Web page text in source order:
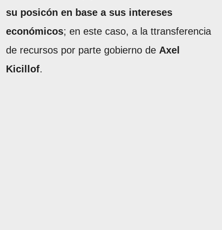
su posicón en base a sus intereses
económicos; en este caso, a la ttransferencia
de recursos por parte gobierno de Axel
Kicillof.